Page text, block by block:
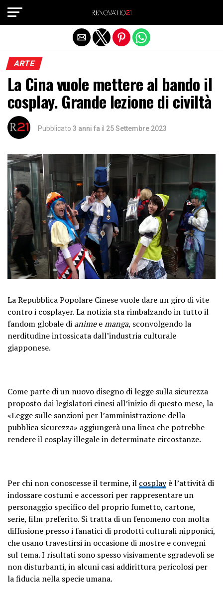
ARTE
La Cina vuole mettere al bando il
cosplay. Grande lezione di civiltà
Pubblicato 3 anni fa il 25 Settembre 2023
La Repubblica Popolare Cinese vuole dare un giro di vite
contro i cosplayer. La notizia sta rimbalzando in tutto il
fandom globale di animeemanga, sconvolgendo la
nerditudine intossicata dall’industria culturale
giapponese.
Come parte di un nuovo disegno di legge sulla sicurezza
proposto dai legislatori cinesi all’inizio di questo mese, la
«Legge sulle sanzioni per l’amministrazione della
pubblica sicurezza» aggiungerà una linea che potrebbe
rendere il cosplay illegale in determinate circostanze.
Per chi non conoscesse il termine, il cosplayè l’attività di
indossare costumi e accessori per rappresentare un
personaggio specifico del proprio fumetto, cartone,
serie, film preferito. Si tratta di un fenomeno con molta
diffusione presso i fanatici di prodotti culturali nipponici,
che usano travestirsi in occasione di mostre e convegni
sul tema. I risultati sono spesso visivamente sgradevoli se
non disturbanti, in alcuni casi addirittura pericolosi per
la fiducia nella specie umana.
Exit mobile version